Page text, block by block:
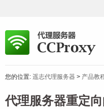
您的位置: 遥志代理服务器 > 产品教
代理服务器重定